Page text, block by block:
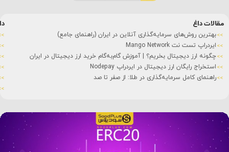
دانشنامه
ایردراپ (Airdrop) چیست؟
استیکینگ (Staking) چیست؟
تفاوت کوین و توکن
شت کوین (Shitcoin) چیست؟
شبکه های بلاک چین